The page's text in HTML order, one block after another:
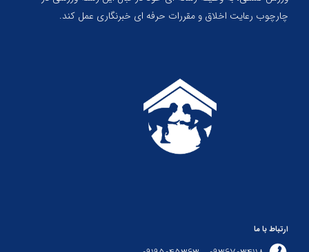
چارچوب رعایت اخلاق و مقررات حرفه ای خبرنگاری عمل کند.
ارتباط با ما